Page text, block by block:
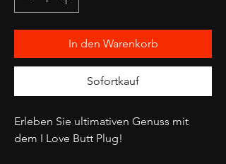
In den Warenkorb
Sofortkauf
Erleben Sie ultimativen Genuss mit
dem I Love Butt Plug!